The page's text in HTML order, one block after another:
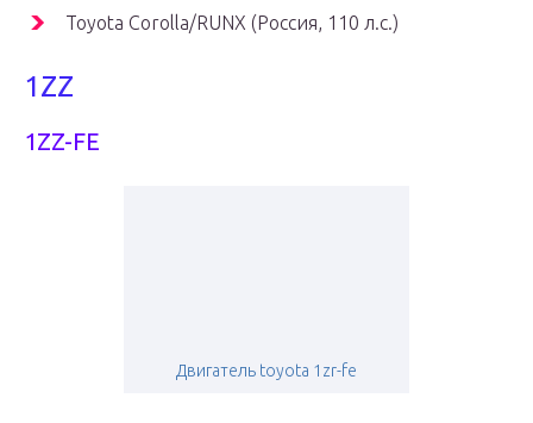
Toyota Corolla/RUNX (Россия, 110 л.с.)
1ZZ
1ZZ-FE
Двигатель toyota 1zr-fe